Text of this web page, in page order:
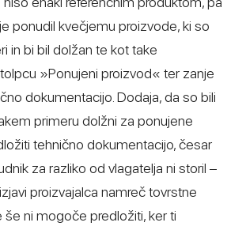
ponudil kvečjemu proizvode, ki so
in bi bil dolžan te kot take
»Ponujeni proizvod« ter zanje
dokumentacijo. Dodaja, da so bili
primeru dolžni za ponujene
tehnično dokumentacijo, česar
za razliko od vlagatelja ni storil –
proizvajalca namreč tovrstne
ni mogoče predložiti, ker ti